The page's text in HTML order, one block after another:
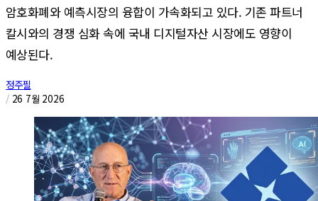
암호화폐와 예측시장의 융합이 가속화되고 있다. 기존 파트너
칼시와의 경쟁 심화 속에 국내 디지털자산 시장에도 영향이
예상된다.
정주필
/ 26 7월 2026